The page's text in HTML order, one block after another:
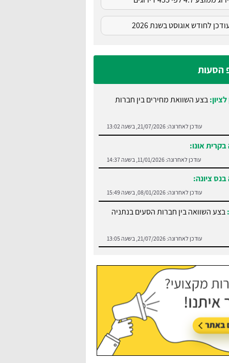
לחודש אוגוסט בשנת 2026
הסעות
בצע השוואת מחירים בין חברות
עודכן לאחרונה:21/07/2026, בשעה 13:02
אונו:
עודכן לאחרונה:11/01/2026, בשעה 14:37
ציונה:
עודכן לאחרונה:08/01/2026, בשעה 15:49
בצע השוואה בין חברות הסעים בנתניה
עודכן לאחרונה:21/07/2026, בשעה 13:05
עודכן לאחרונה: 21/07/2026, בשעה 13:03